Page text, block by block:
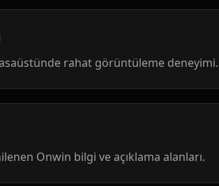
rahat görüntüleme deneyimi.
Onwin bilgi ve açıklama alanları.